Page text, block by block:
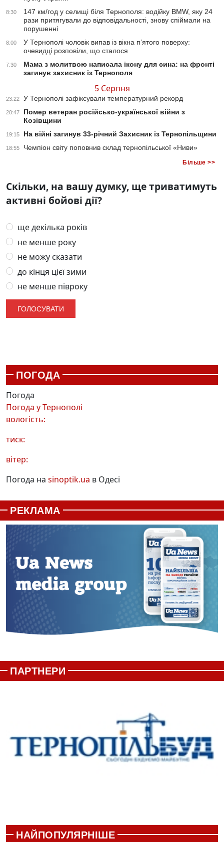
8:30
147 км/год у селищі біля Тернополя: водійку BMW, яку 24
рази притягували до відповідальності, знову спіймали на
порушенні
8:00
У Тернополі чоловік випав із вікна п’ятого поверху:
очевидці розповіли, що сталося
7:30
Мама з молитвою написала ікону для сина: на фронті
загинув захисник із Тернополя
5 Серпня
23:22 У Тернополі зафіксували температурний рекорд
20:47
Помер ветеран російсько-української війни з
Козівщини
19:15 На війні загинув 33-річний Захисник із Тернопільщини
18:55 Чемпіон світу поповнив склад тернопільської «Ниви»
Більше >>
Скільки, на вашу думку, ще триватимуть
активні бойові дії?
ще декілька років
не менше року
не можу сказати
до кінця цієї зими
не менше півроку
ПОГОДА
Погода
Погода уТернополі
вологість:
тиск:
вітер:
Погода на sinoptik.ua в Одесі
РЕКЛАМА
ПАРТНЕРИ
НАЙПОПУЛЯРНІШЕ